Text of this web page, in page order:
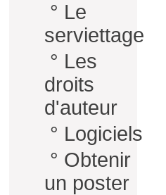
° Le
serviettage
° Les
droits
d'auteur
° Logiciels
° Obtenir
un poster